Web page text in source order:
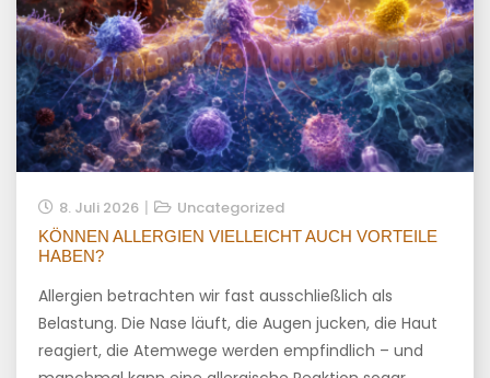
8. Juli 2026 Uncategorized
KÖNNEN ALLERGIEN VIELLEICHT AUCH VORTEILE
HABEN?
Allergien betrachten wir fast ausschließlich als
Belastung. Die Nase läuft, die Augen jucken, die Haut
reagiert, die Atemwege werden empfindlich – und